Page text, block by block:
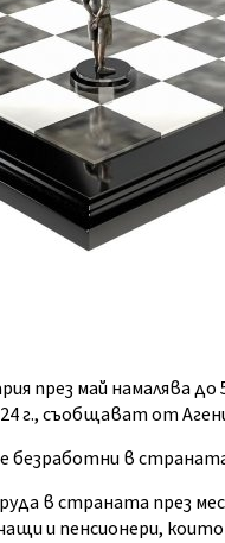
през май намалява
г., съобщават от
безработни в
в страната през
и пенсионери,